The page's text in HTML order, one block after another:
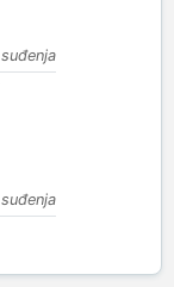
suđenja
suđenja